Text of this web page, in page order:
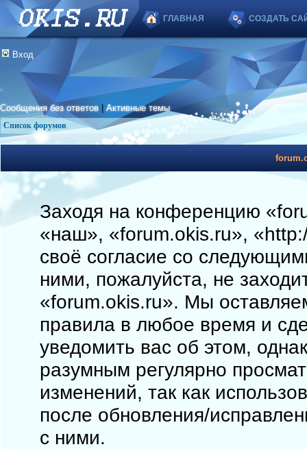
ГЛАВНАЯ СОЗДАТЬ
Вход
Сообщения без ответов |Активные темы
Список форумов
Заходя на конференцию
«наш», «forum.okis.ru»,
своё согласие со
ними, пожалуйста, не
«forum.okis.ru». Мы
правила в любое время и
уведомить вас об этом,
разумным регулярно
изменений, так как
после обновления/
с ними.